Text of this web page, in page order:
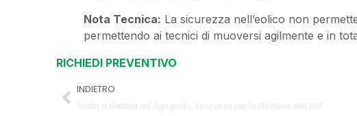
Nota Tecnica: La sicurezza nell’eolico non
permettendo ai tecnici di muoversi agilmente e in
RICHIEDI PREVENTIVO
INDIETRO
Scala a Gabbia ad Agrigento: Sicurezza per le Strutture dell’ASP